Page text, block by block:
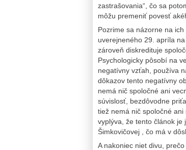
zastrašovania“, čo sa
môžu premeniť povesť
Pozrime sa názorne na
uverejneného 29. apríla
zároveň diskredituje
Psychologicky pôsobí na
negatívny vzťah, používa
dôkazov tento negatívny
nemá nič spoločné ani
súvislosť, bezdôvodne
tiež nemá nič spoločné
vyplýva, že tento článok je
Šimkovičovej , čo má v
A nakoniec niet divu,